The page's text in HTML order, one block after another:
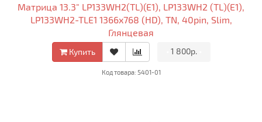
Матрица 13.3" LP133WH2(TL)(E1), LP133WH2 (TL)(E1),
LP133WH2-TLE1 1366x768 (HD), TN, 40pin, Slim,
Глянцевая
Купить 1 800р.
Код товара: 5401-01